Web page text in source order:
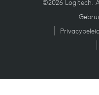
©2026 Logitech.
Privacybeleid